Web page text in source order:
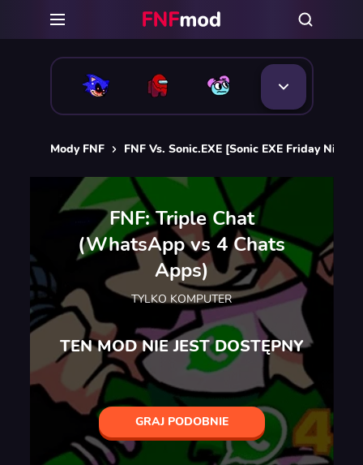
Mody FNF FNF Vs. Sonic.EXE [Sonic EXE Friday Night
FNF: Triple Chat
(WhatsApp vs 4 Chats
Apps)
TYLKO KOMPUTER
TEN MOD NIE JEST DOSTĘPNY
GRAJ PODOBNIE